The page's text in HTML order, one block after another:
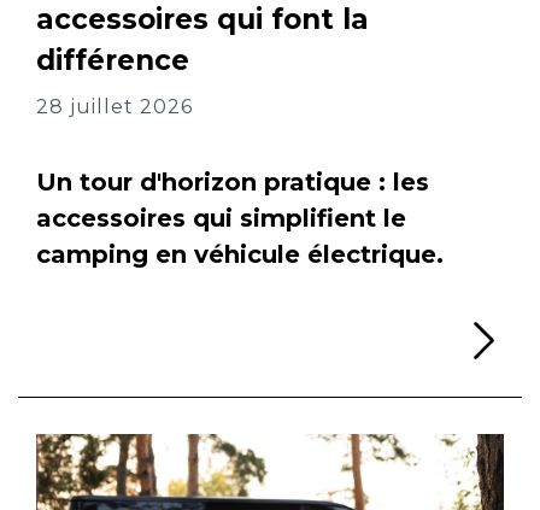
accessoires qui font la
différence
28 juillet 2026
Un tour d'horizon pratique : les
accessoires qui simplifient le
camping en véhicule électrique.